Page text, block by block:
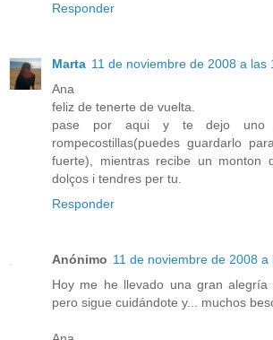
Responder
Marta 11 de noviembre de 2008 a las
Ana
feliz de tenerte de vuelta.
pase por aqui y te dejo uno
rompecostillas(puedes guardarlo
fuerte), mientras recibe un monton
dolços i tendres per tu.
Responder
Anónimo 11 de noviembre de 2008 a
Hoy me he llevado una gran alegría
pero sigue cuidándote y... muchos